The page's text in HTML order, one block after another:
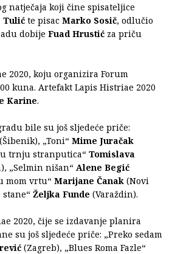
natječaja koji čine spisateljice
Tulić te pisac Marko Sosič, odlučio
dobije Fuad Hrustić za priču
2020, koju organizira Forum
kuna. Artefakt Lapis Histriae 2020
Karine.
bile su još sljedeće priče:
(Šibenik), „Toni“ Mime Juračak
u trnju stranputica“ Tomislava
„Selmin nišan“ Alene Begić
mom vrtu“ Marijane Čanak (Novi
stane“ Željka Funde (Varaždin).
2020, čije se izdavanje planira
su još sljedeće priče: „Preko sedam
(Zagreb), „Blues Roma Fazle“